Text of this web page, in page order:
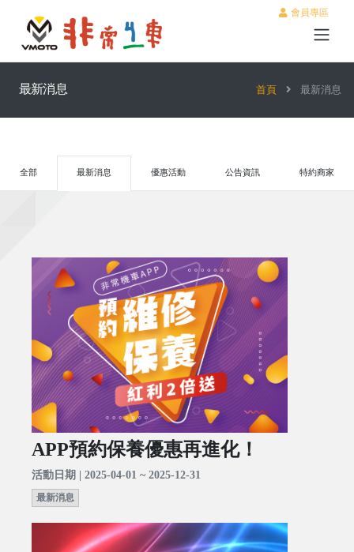
會員專區
最新消息 首頁 最新消息
全部 最新消息 優惠活動 公告資訊 特約商家
APP預約保養優惠再進化！
活動日期 | 2025-04-01 ~ 2025-12-31
最新消息